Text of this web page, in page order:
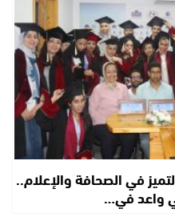
في الصحافة والإعلام..
واعد في…